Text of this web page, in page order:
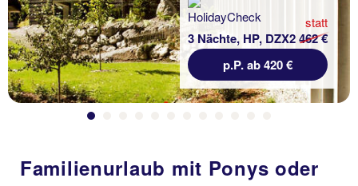
3 Nächte, HP, DZX2
statt
462 €
p.P. ab 420 €
Familienurlaub mit Ponys oder